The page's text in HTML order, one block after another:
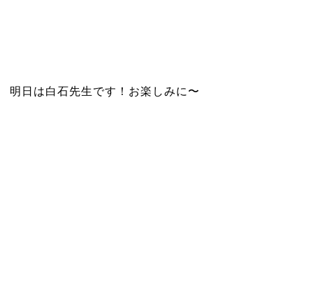
明日は白石先生です！お楽しみに〜